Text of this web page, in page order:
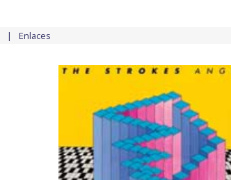
Enlaces